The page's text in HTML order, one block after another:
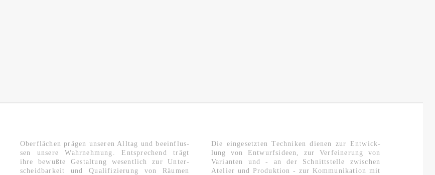
Ober­flä­chen prä­gen un­se­ren All­tag und be­ein­flus­
sen un­se­re Wahr­neh­mung. Ent­spre­chend trägt
ihre be­wuß­te Ge­stal­tung we­sent­lich zur Un­ter­
scheid­bar­keit und Qua­li­fi­zie­rung von Räu­men
Die ein­ge­setz­ten Tech­ni­ken die­nen zur Ent­wick­
lung von Ent­wurfs­ide­en, zur Ver­fei­ne­rung von
Va­ri­an­ten und - an der Schnitt­stel­le zwi­schen
Ate­lier und Pro­duk­ti­on - zur Kom­mu­ni­ka­ti­on mit